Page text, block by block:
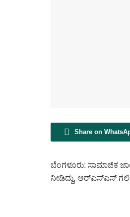
Share on
ಬೆಂಗಳೂರು: ಸಾಮಾಜಿಕ
ನೀಡಿದ್ದು, ಆರ್‌ಎಸ್‌ಎಸ್‌